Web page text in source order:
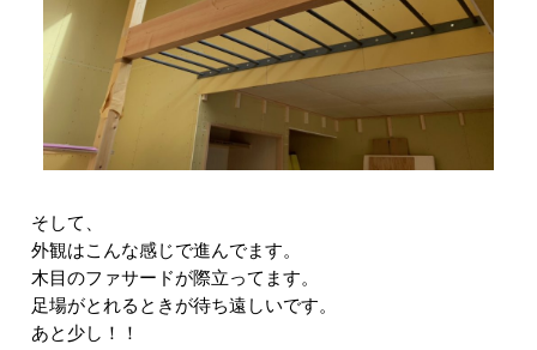
そして、
外観はこんな感じで進んでます。
木目のファサードが際立ってます。
足場がとれるときが待ち遠しいです。
あと少し！！